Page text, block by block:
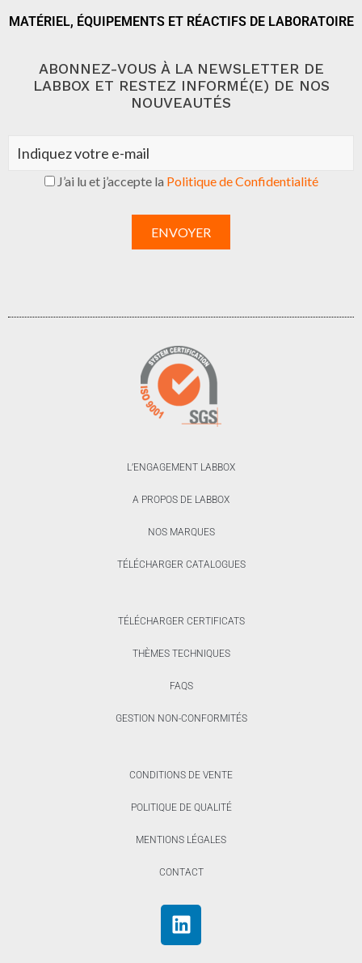
MATÉRIEL, ÉQUIPEMENTS ET RÉACTIFS DE LABORATOIRE
ABONNEZ-VOUS À LA NEWSLETTER DE
LABBOX ET RESTEZ INFORMÉ(E) DE NOS
NOUVEAUTÉS
J’ai lu et j’accepte la Politique de Confidentialité
L’ENGAGEMENT LABBOX
A PROPOS DE LABBOX
NOS MARQUES
TÉLÉCHARGER CATALOGUES
TÉLÉCHARGER CERTIFICATS
THÈMES TECHNIQUES
FAQS
GESTION NON-CONFORMITÉS
CONDITIONS DE VENTE
POLITIQUE DE QUALITÉ
MENTIONS LÉGALES
CONTACT